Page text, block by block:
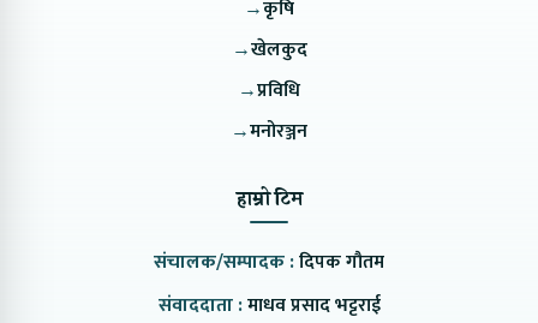
→कृषि
→खेलकुद
→प्रविधि
→मनोरञ्जन
हाम्रो टिम
संचालक/सम्पादक :दिपक गौतम
संवाददाता :माधव प्रसाद भट्टराई